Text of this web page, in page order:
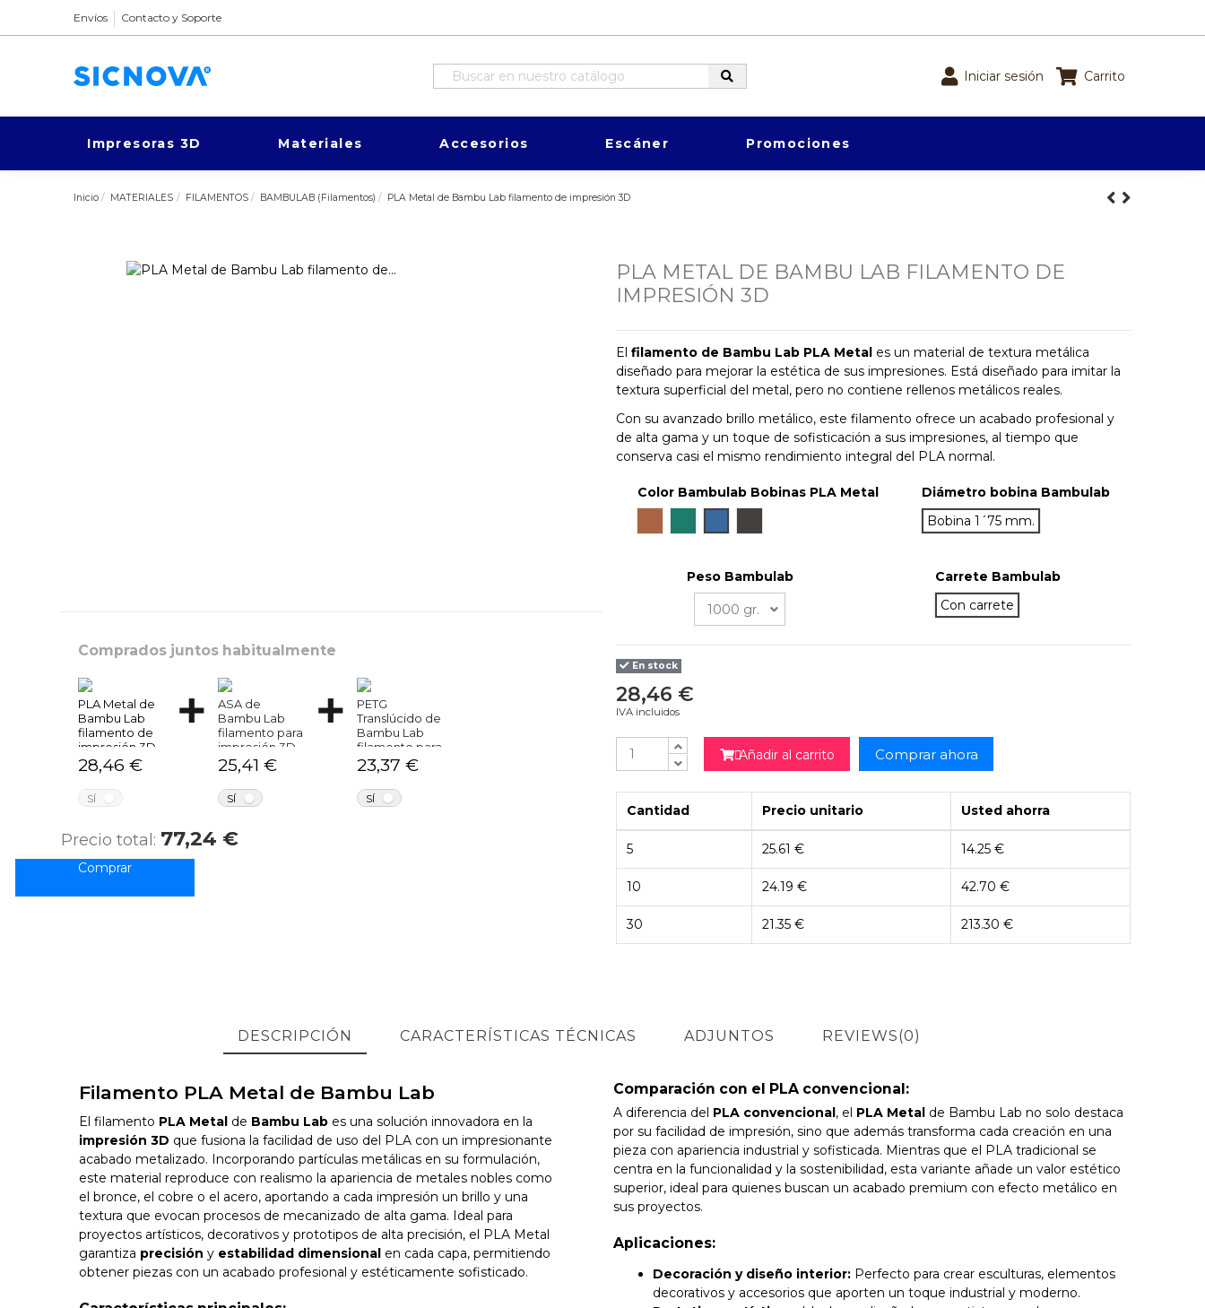
Envíos Contacto y Soporte
Iniciar sesión Carrito
Impresoras 3D Materiales Accesorios Escáner Promociones
Inicio MATERIALES FILAMENTOS BAMBULAB (Filamentos) PLA Metal de Bambu Lab filamento de impresión 3D
PLA METAL DE BAMBU LAB FILAMENTO DE
IMPRESIÓN 3D
El filamento de Bambu Lab PLA Metal es un material de textura metálica
diseñado para mejorar la estética de sus impresiones. Está diseñado para imitar la
textura superficial del metal, pero no contiene rellenos metálicos reales.
Con su avanzado brillo metálico, este filamento ofrece un acabado profesional y
de alta gama y un toque de sofisticación a sus impresiones, al tiempo que
conserva casi el mismo rendimiento integral del PLA normal.
Color Bambulab Bobinas PLA Metal
Diámetro bobina Bambulab
Bobina 1´75 mm.
Peso Bambulab
Carrete Bambulab
Con carrete
En stock
28,46 €
IVA incluidos

Añadir al carrito Comprar ahora
Cantidad Precio unitario Usted ahorra
5 25.61 € 14.25 €
10 24.19 € 42.70 €
30 21.35 € 213.30 €
Comprados juntos habitualmente
PLA Metal de
Bambu Lab
filamento de
impresión 3D
28,46 €
SÍ
ASA de
Bambu Lab
filamento para
impresión 3D
25,41 €
SÍ
PETG
Translúcido de
Bambu Lab
filamento para
impresión 3D
23,37 €
SÍ
Precio total: 77,24 €
DESCRIPCIÓN CARACTERÍSTICAS TÉCNICAS ADJUNTOS REVIEWS(0)
Filamento PLA Metal de Bambu Lab
El filamento PLA Metal de Bambu Lab es una solución innovadora en la
impresión 3D que fusiona la facilidad de uso del PLA con un impresionante
acabado metalizado. Incorporando partículas metálicas en su formulación,
este material reproduce con realismo la apariencia de metales nobles como
el bronce, el cobre o el acero, aportando a cada impresión un brillo y una
textura que evocan procesos de mecanizado de alta gama. Ideal para
proyectos artísticos, decorativos y prototipos de alta precisión, el PLA Metal
garantiza precisión y estabilidad dimensional en cada capa, permitiendo
obtener piezas con un acabado profesional y estéticamente sofisticado.
Comparación con el PLA convencional:
A diferencia del PLA convencional, el PLA Metalde Bambu Lab no solo destaca
por su facilidad de impresión, sino que además transforma cada creación en una
pieza con apariencia industrial y sofisticada. Mientras que el PLA tradicional se
centra en la funcionalidad y la sostenibilidad, esta variante añade un valor estético
superior, ideal para quienes buscan un acabado premium con efecto metálico en
sus proyectos.
Aplicaciones:
Decoración y diseño interior:Perfecto para crear esculturas, elementos
decorativos y accesorios que aporten un toque industrial y moderno.